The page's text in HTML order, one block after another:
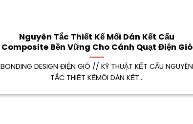
Nguyên Tắc Thiết Kế Mối Dán Kết Cấu
Composite Bền Vững Cho Cánh Quạt Điện Gió
BONDING DESIGN ĐIỆN GIÓ // KỸ THUẬT KẾT CẤU NGUYÊN
TẮC THIẾT KẾMỐI DÁN KẾT...